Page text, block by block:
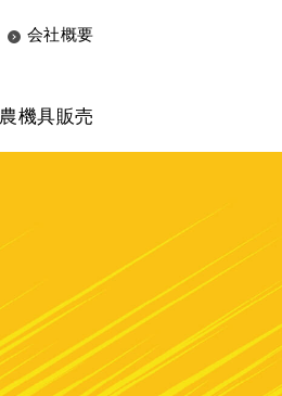
会社概要
農機具販売